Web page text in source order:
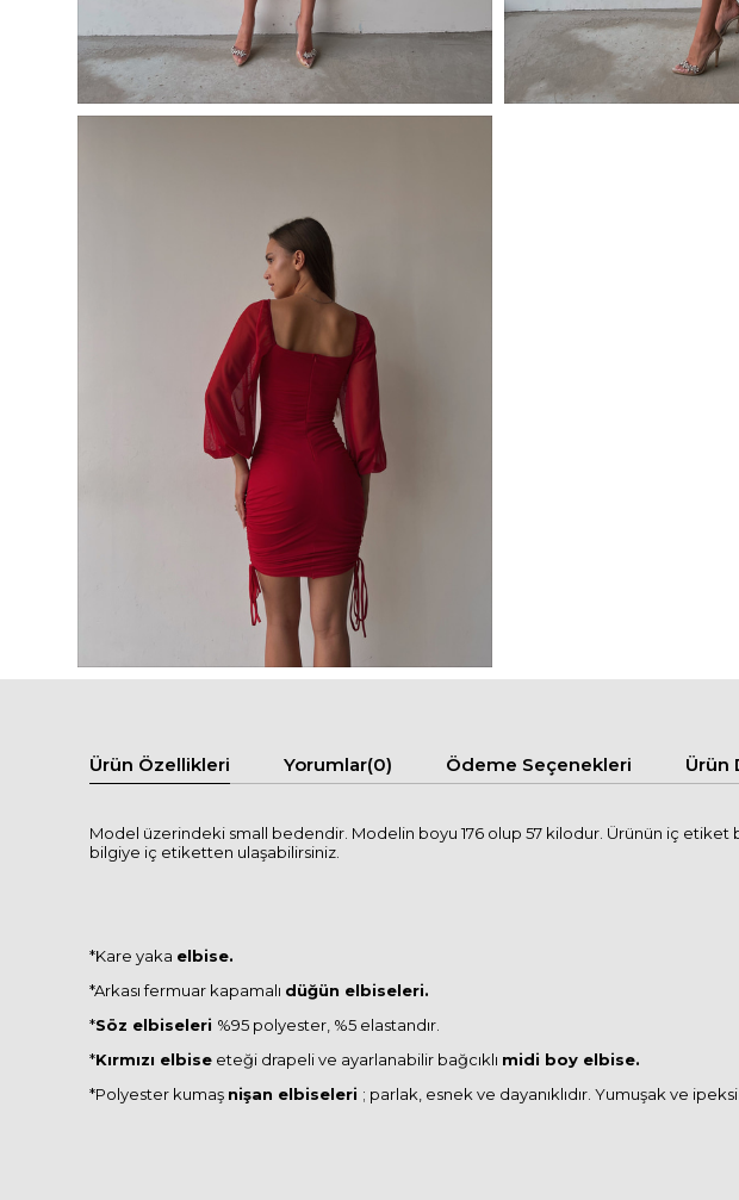
Ürün Özellikleri Yorumlar(0) Ödeme Seçenekleri Ürün
Model üzerindeki small bedendir. Modelin boyu 176 olup 57 kilodur. Ürünün iç
bilgiye iç etiketten ulaşabilirsiniz.
*Kare yaka elbise.
*Arkası fermuar kapamalı düğün elbiseleri.
*Söz elbiseleri %95 polyester, %5 elastandır.
*Kırmızı elbise eteği drapeli ve ayarlanabilir bağcıklı midi boy elbise.
*Polyester kumaş nişan elbiseleri ; parlak, esnek ve dayanıklıdır. Yumuşak ve